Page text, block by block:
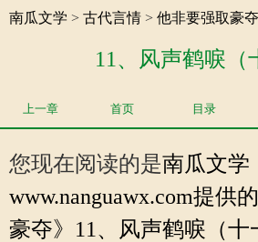
南瓜文学 > 古代言情 > 他非要强取豪夺
11、风声鹤唳（
上一章 首页 目录
您现在阅读的是南瓜文学
www.nanguawx.com提供
豪夺》11、风声鹤唳（十